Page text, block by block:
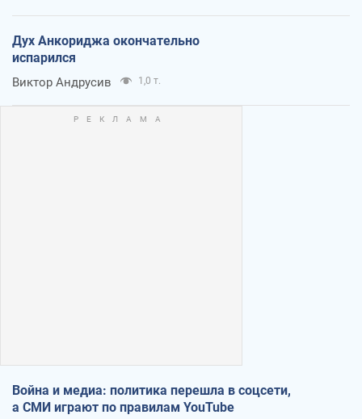
Дух Анкориджа окончательно
испарился
Виктор Андрусив 1,0 т.
Война и медиа: политика перешла в соцсети,
а СМИ играют по правилам YouTube